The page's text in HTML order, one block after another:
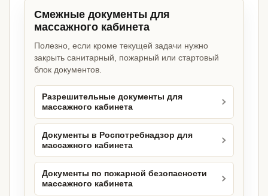
Смежные документы для
массажного кабинета
Полезно, если кроме текущей задачи нужно
закрыть санитарный, пожарный или стартовый
блок документов.
Разрешительные документы для
массажного кабинета
Документы в Роспотребнадзор для
массажного кабинета
Документы по пожарной безопасности
массажного кабинета